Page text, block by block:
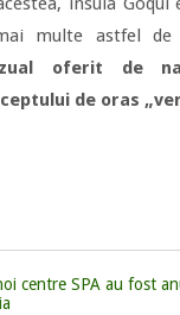
multe astfel de
oferit de
de oras
centre SPA au fost